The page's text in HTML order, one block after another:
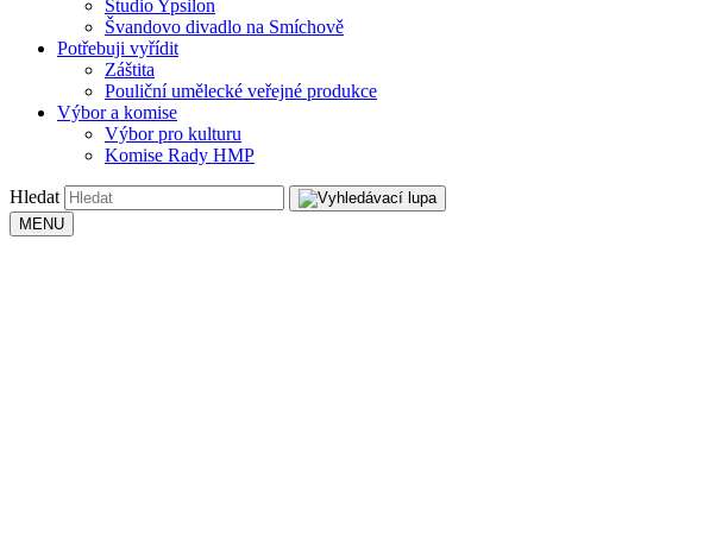
Studio Ypsilon
Švandovo divadlo na Smíchově
Potřebuji vyřídit
Záštita
Pouliční umělecké veřejné produkce
Výbor a komise
Výbor pro kulturu
Komise Rady HMP
Hledat
MENU